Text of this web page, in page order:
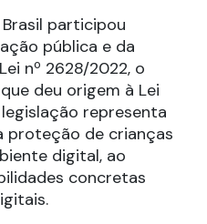
participou
pública e da
nº 2628/2022, o
deu origem à Lei
legislação representa
proteção de crianças
digital, ao
concretas